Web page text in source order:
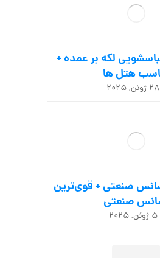
لکه بر عمده +
هتل ها
۲۸ ژوئن, ۲۰۲۵
صنعتی + قوی‌ترین
صنعتی
۵ ژوئن, ۲۰۲۵